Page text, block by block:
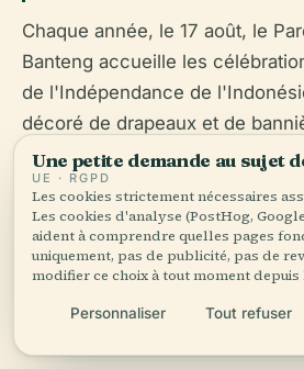
Chaque année, le 17 août, le
Banteng accueille les
de l'Indépendance de
décoré de drapeaux et de
événements sont organisés,
des spectacles culturels et des
C'est un excellent moment pour
vivre l'esprit patriotique et la
l'Indonésie.
Une petite demande au sujet
UE · RGPD
Les cookies strictement nécessaires
Les cookies d'analyse (PostHog,
aident à comprendre quelles pages
uniquement, pas de publicité, pas de
modifier ce choix à tout moment depuis
Personnaliser Tout refuser